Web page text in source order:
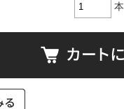
本